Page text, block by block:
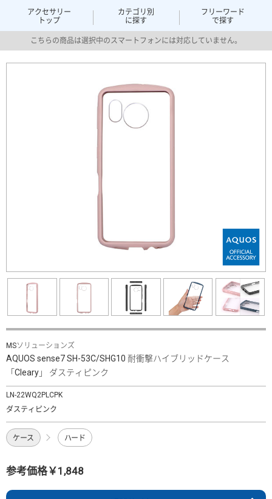
アクセサリー
トップ
カテゴリ別
に探す
フリーワード
で探す
こちらの商品は選択中のスマートフォンには対応していません。
MSソリューションズ
AQUOS sense7 SH-53C/SHG10 耐衝撃ハイブリッドケース
「Cleary」 ダスティピンク
LN-22WQ2PLCPK
ダスティピンク
ケース ハード
参考価格￥1,848